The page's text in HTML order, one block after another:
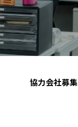
協力会社募集